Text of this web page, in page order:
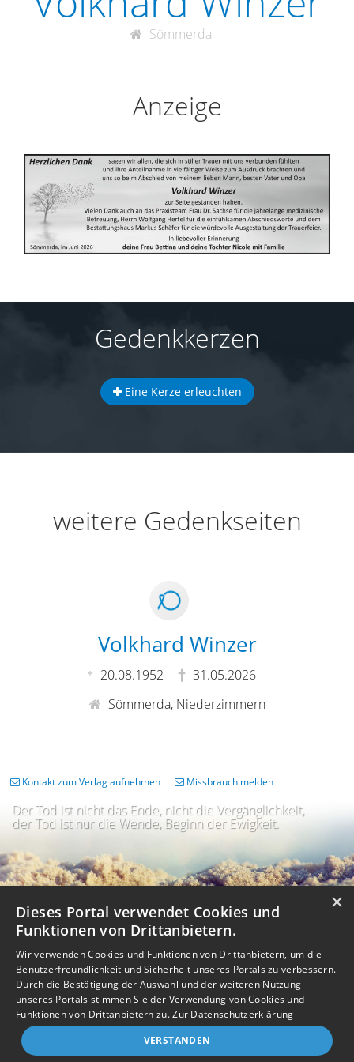
Sömmerda
Anzeige
Gedenkkerzen
Eine Kerze erleuchten
weitere Gedenkseiten
Volkhard Winzer
20.08.1952
31.05.2026
Sömmerda, Niederzimmern
Der Tod ist nicht das Ende, nicht die Vergänglichkeit,
der Tod ist nur die Wende, Beginn der Ewigkeit.
Kontakt zum Verlag aufnehmen Missbrauch melden
Impressum Nutzungsbedingungen Datenschutz
AGB
Barrierefreiheit
Barriere melden
I
m
A
c
Accessibility-Modus aktivieren
I
K
Kontrastmodus aktivieren
eigenes Gedenkportal erstellen
×
Dieses Portal verwendet Cookies und
Funktionen von Drittanbietern.
Wir verwenden Cookies und Funktionen von Drittanbietern, um die
Benutzerfreundlichkeit und Sicherheit unseres Portals zu verbessern.
Durch die Bestätigung der Auswahl und der weiteren Nutzung
unseres Portals stimmen Sie der Verwendung von Cookies und
Funktionen von Drittanbietern zu.Zur Datenschutzerklärung
VERSTANDEN